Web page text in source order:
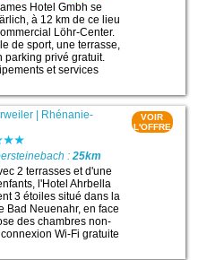
Hotel Gmbh se
à 12 km de ce lieu
Löhr-Center.
de sport, une terrasse,
parking privé gratuit.
et services
Rhénanie-
:25km
2 terrasses et d'une
l'Hotel Ahrbella
3 étoiles situé dans la
Bad Neuenahr, en face
des chambres non-
Wi-Fi gratuite
VOIR
L'OFFRE